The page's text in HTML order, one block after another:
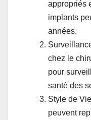
appropriés
implants
années.
chez le
pour
santé des
Style de
peuvent